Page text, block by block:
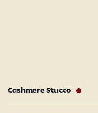
Cashmere Stucco